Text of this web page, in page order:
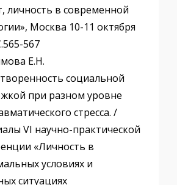
личность в современной
Москва 10-11 октября
567
Е.Н.
социальной
при разном уровне
стресса. /
VI научно-практической
«Личность в
условиях и
ситуациях